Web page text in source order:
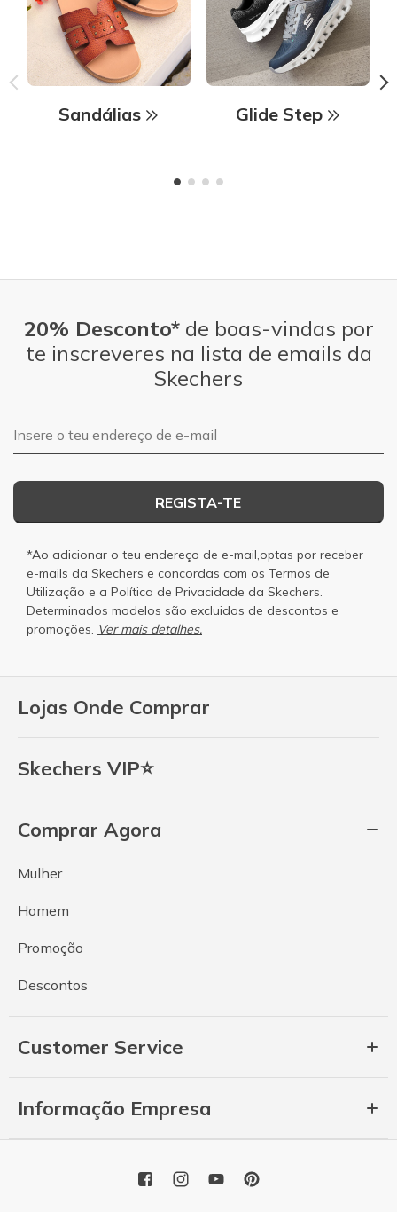
Sandálias Glide Step
Lojas Onde Comprar
Skechers VIP⭐
Comprar Agora
Mulher
Homem
Promoção
Descontos
Customer Service
Informação Empresa
20% Desconto*de boas-vindas por
te inscreveres na lista de emails da
Skechers
Endereço de e-mail
REGISTA-TE
*Ao adicionar o teu endereço de e-mail,optas por receber
e-mails da Skechers e concordas com os Termos de
Utilização e a Política de Privacidade da Skechers.
Determinados modelos são excluidos de descontos e
promoções. Ver mais detalhes.